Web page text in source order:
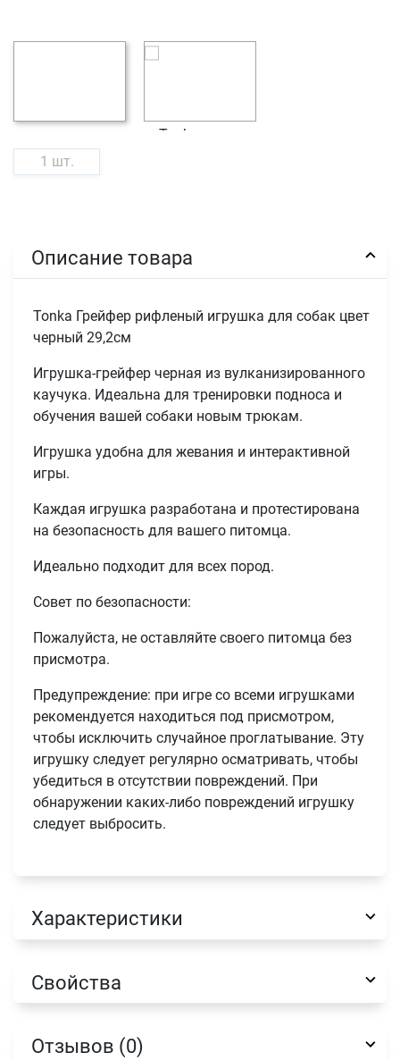
1 шт.
Описание товара
Tonka Грейфер рифленый игрушка для собак цвет
черный 29,2см
Игрушка-грейфер черная из вулканизированного
каучука. Идеальна для тренировки подноса и
обучения вашей собаки новым трюкам.
Игрушка удобна для жевания и интерактивной
игры.
Каждая игрушка разработана и протестирована
на безопасность для вашего питомца.
Идеально подходит для всех пород.
Совет по безопасности:
Пожалуйста, не оставляйте своего питомца без
присмотра.
Предупреждение: при игре со всеми игрушками
рекомендуется находиться под присмотром,
чтобы исключить случайное проглатывание. Эту
игрушку следует регулярно осматривать, чтобы
убедиться в отсутствии повреждений. При
обнаружении каких-либо повреждений игрушку
следует выбросить.
Характеристики
Свойства
Отзывов (0)